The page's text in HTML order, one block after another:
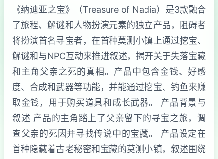
《纳迪亚之宝》（Treasure of Nadia）是3款融合
了旅程、解谜和人物扮演元素的独立产品，阻碍者
将扮演首名寻宝者，在首种莫测小镇上通过挖宝、
解谜和与NPC互动来推进叙述，揭开关于失落宝藏
和主角父亲之死的真相。产品中包含金钱、好感
度、合成和武器等功能，并能通过挖宝、钓鱼来赚
取金钱，用于购买道具和成长武器。 产品背景与
叙述 产品的主角踏上了父亲留下的寻宝之旅，调
查父亲的死因并寻找传说中的宝藏。 产品设定在
首种隐藏着古老秘密和宝藏的莫测小镇，叙述围绕